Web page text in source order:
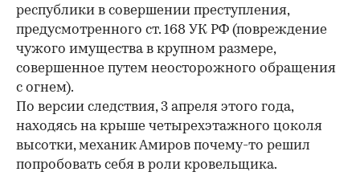
республики в совершении преступления,
предусмотренного ст. 168 УК РФ (повреждение
чужого имущества в крупном размере,
совершенное путем неосторожного обращения
с огнем).
По версии следствия, 3 апреля этого года,
находясь на крыше четырехэтажного цоколя
высотки, механик Амиров почему-то решил
попробовать себя в роли кровельщика.